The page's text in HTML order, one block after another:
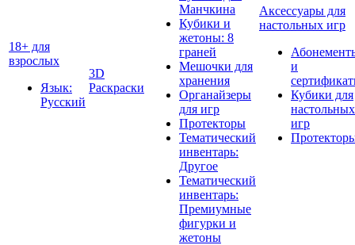
18+ для
взрослых
Язык:
Русский
3D
Раскраски
Манчкина
Кубики и
жетоны: 8
граней
Мешочки для
хранения
Органайзеры
для игр
Протекторы
Тематический
инвентарь:
Другое
Тематический
инвентарь:
Премиумные
фигурки и
жетоны
Аксессуары для
настольных игр
и
Кубики для
настольных
игр